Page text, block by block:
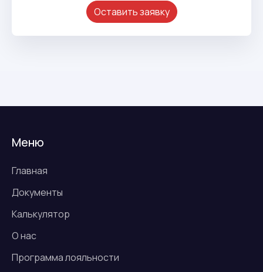
Оставить заявку
Меню
Главная
Документы
Калькулятор
О нас
Программа лояльности